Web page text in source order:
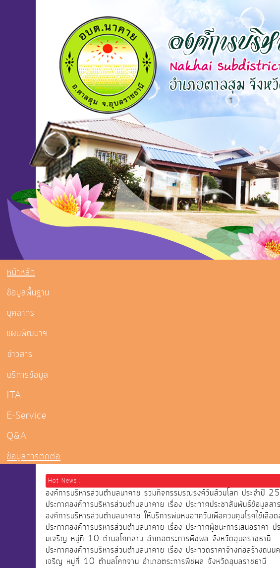
หน้าหลัก
ข้อมูลพื้นฐาน
บุคลากร
แผนพัฒนาฯ
ข่าวสาร
บริการข้อมูล
ITA
E-Service
Q&A
ข้อมูลการติดต่อ
Hot News :
องค์การบริหารส่วนตำบลนาคาย ร่วมกิจกรรมรณรงค์วันส้วมโลก ประจำปี
ประกาศองค์การบริหารส่วนตำบลนาคาย เรื่อง ประกาศประชาสัมพันธ์ข้อมู
องค์การบริหารส่วนตำบลนาคาย ให้บริการพ่นหมอกควันเพื่อควบคุมโรคไข้เ
ประกาศองค์การบริหารส่วนตำบลนาคาย เรื่อง ประกาศผู้ชนะการเสนอราค
มเจริญ หมู่ที่ 10 ตำบลโคกจาน อำเภอตระการพืชผล จังหวัดอุบลราชธานี
ประกาศองค์การบริหารส่วนตำบลนาคาย เรื่อง ประกวดราคาจ้างก่อสร้างถ
เจริญ หมู่ที่ 10 ตำบลโคกจาน อำเภอตระการพืชผล จังหวัดอุบลราชธานี